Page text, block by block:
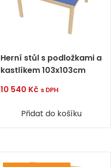
Herní stůl s podložkami a
kastlíkem 103x103cm
10 540 Kč s DPH
Přidat do košíku